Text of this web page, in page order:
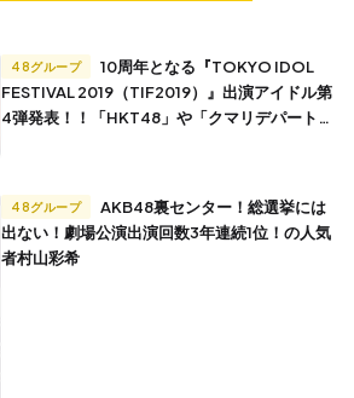
48グループ
FESTIVAL 2019（TIF2019）』出演アイドル第
4弾発表！！「HKT48」や「クマリデパート」
48グループ
出ない！劇場公演出演回数3年連続1位！の人気
者村山彩希